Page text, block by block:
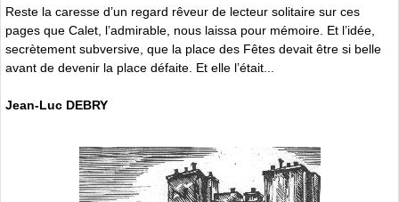
Reste la caresse d’un regard rêveur de lecteur solitaire sur ces
pages que Calet, l’admirable, nous laissa pour mémoire. Et l’idée,
secrètement subversive, que la place des Fêtes devait être si belle
avant de devenir la place défaite. Et elle l’était...
Jean-Luc DEBRY